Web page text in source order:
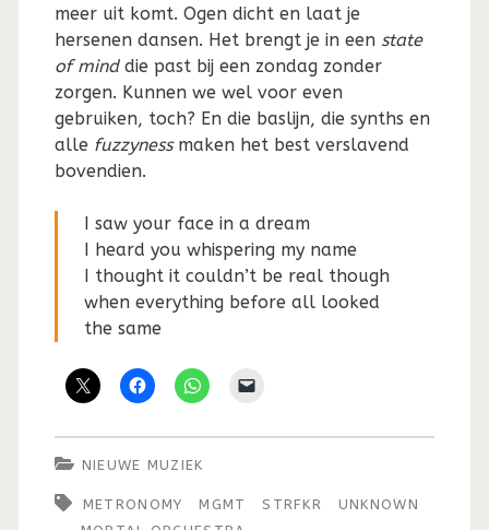
meer uit komt. Ogen dicht en laat je
hersenen dansen. Het brengt je in een state
of minddie past bij een zondag zonder
zorgen. Kunnen we wel voor even
gebruiken, toch? En die baslijn, die synths en
alle fuzzynessmaken het best verslavend
bovendien.
I saw your face in a dream
I heard you whispering my name
I thought it couldn’t be real though
when everything before all looked
the same
NIEUWE MUZIEK
METRONOMY MGMT STRFKR
UNKNOWN